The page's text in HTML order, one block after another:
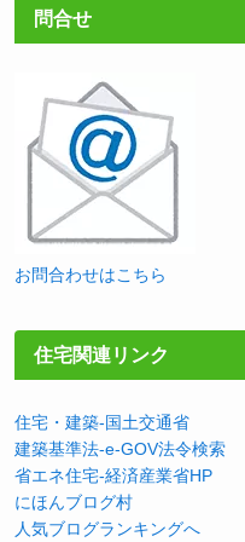
問合せ
お問合わせはこちら
住宅関連リンク
住宅・建築-国土交通省
建築基準法-e-GOV法令検索
省エネ住宅-経済産業省HP
にほんブログ村
人気ブログランキングへ